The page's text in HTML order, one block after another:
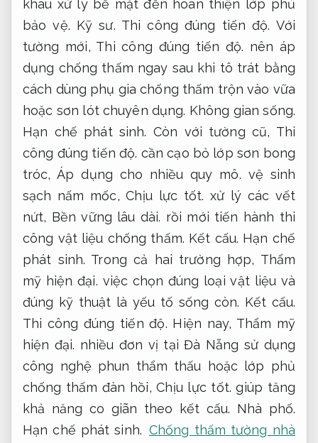
khâu xử lý bề mặt đến hoàn thiện lớp phủ
bảo vệ. Kỹ sư. Thi công đúng tiến độ. Với
tường mới, Thi công đúng tiến độ. nên áp
dụng chống thấm ngay sau khi tô trát bằng
cách dùng phụ gia chống thấm trộn vào vữa
hoặc sơn lót chuyên dụng. Không gian sống.
Hạn chế phát sinh. Còn với tường cũ, Thi
công đúng tiến độ. cần cạo bỏ lớp sơn bong
tróc,Áp dụng cho nhiều quy mô. vệ sinh
sạch nấm mốc,Chịu lực tốt. xử lý các vết
nứt, Bền vững lâu dài. rồi mới tiến hành thi
công vật liệu chống thấm. Kết cấu. Hạn chế
phát sinh. Trong cả hai trường hợp, Thẩm
mỹ hiện đại. việc chọn đúng loại vật liệu và
đúng kỹ thuật là yếu tố sống còn. Kết cấu.
Thi công đúng tiến độ. Hiện nay, Thẩm mỹ
hiện đại. nhiều đơn vị tại Đà Nẵng sử dụng
công nghệ phun thẩm thấu hoặc lớp phủ
chống thấm đàn hồi,Chịu lực tốt. giúp tăng
khả năng co giãn theo kết cấu. Nhà phố.
Hạn chế phát sinh. Chống thấm tường nhà